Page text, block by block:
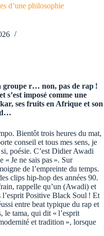
d’une philosophie
groupe r… non, pas de rap !
s’est imposé comme une
ses fruits en Afrique et son
Bientôt trois heures du mat,
conseil et tous mes sens, je
poésie. C’est Didier Awadi
Je ne sais pas ». Sur
de l’empreinte du temps.
clips hip-hop des années 90.
rappelle qu’un (Awadi) et
Positive Black Soul ! Et
entre beat typique du rap et
le tama, qui dit « l’esprit
et tradition », lorsque